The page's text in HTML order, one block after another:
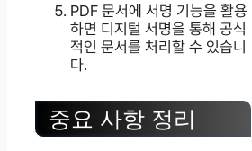
PDF 문서에 서명 기능을 활용
하면 디지털 서명을 통해 공식
적인 문서를 처리할 수 있습니
다.
중요 사항 정리